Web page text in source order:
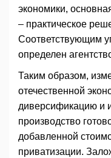
экономики,
– практическое
Соответствующим
определен
Таким образом,
отечественной
диверсификацию и
производство
добавленной
приватизации.